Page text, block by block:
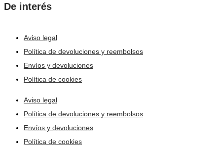
De interés
Aviso legal
Política de devoluciones y reembolsos
Envíos y devoluciones
Política de cookies
Aviso legal
Política de devoluciones y reembolsos
Envíos y devoluciones
Política de cookies